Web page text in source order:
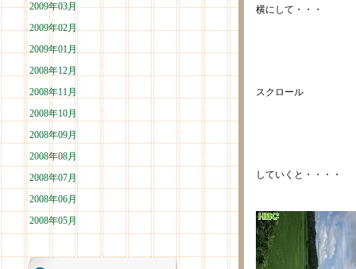
2009年03月
2009年02月
2009年01月
2008年12月
2008年11月
2008年10月
2008年09月
2008年08月
2008年07月
2008年06月
2008年05月
横にして・・・
スクロール
していくと・・・・